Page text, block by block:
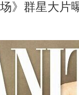
》群星大片